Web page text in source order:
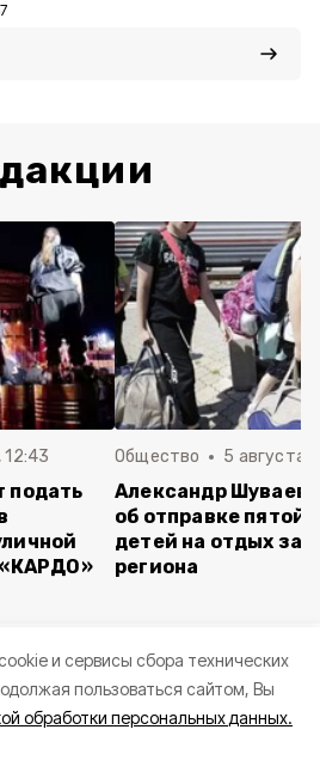
и сервисы сбора технических
пользоваться сайтом, Вы
обработки персональных данных.
12:43
подать
«КАРДО»
Общество 5 августа ,
Александр Шуваев
об отправке пятой
детей на отдых за
региона